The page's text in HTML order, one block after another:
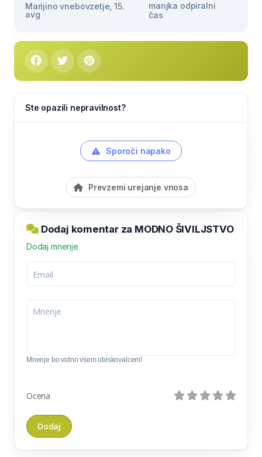
Marijino vnebovzetje, 15.
avg
manjka odpiralni
čas
Ste opazili nepravilnost?
Sporoči napako
Prevzemi urejanje vnosa
Dodaj komentar za MODNO ŠIVILJSTVO
Dodaj mnenje
Mnenje bo vidno vsem obiskovalcem!
Ocena